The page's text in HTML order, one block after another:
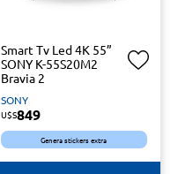
Smart Tv Led 4K 55”
SONY K-55S20M2
Bravia 2
SONY
U$S849
Genera stickers extra